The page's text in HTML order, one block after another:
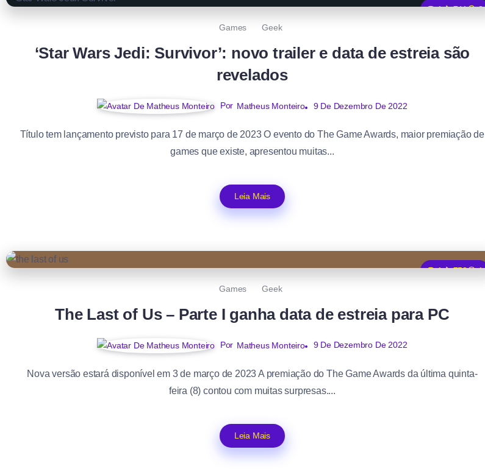
1 741
2
Games
Geek
‘Star Wars Jedi: Survivor’: novo trailer e data de estreia são
revelados
Por Matheus Monteiro 9 De Dezembro De 2022
Título tem lançamento previsto para 17 de março de 2023 O evento do The Game Awards, maior premiação de
games que existe, apresentou muitas...
Leia Mais
1 758
1
Games
Geek
The Last of Us – Parte I ganha data de estreia para PC
Por Matheus Monteiro 9 De Dezembro De 2022
Nova versão estará disponível em 3 de março de 2023 A premiação do The Game Awards da última quinta-
feira (8) contou com muitas surpresas....
Leia Mais